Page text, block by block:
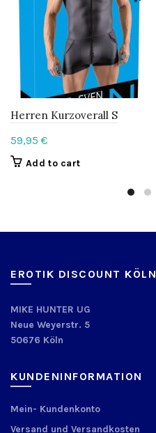
Herren Kurzoverall S
59,95 €
Add to cart
EROTIK DISCOUNT KÖLN
MIKE HUNTER UG
Neue Weyerstr. 5
50676 Köln
KUNDENINFORMATION
Mein- Kundenkonto
Versand und Versandkosten